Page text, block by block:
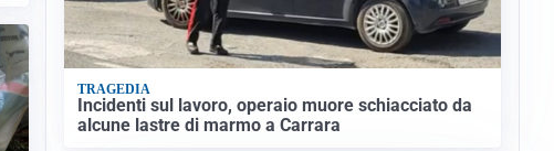
TRAGEDIA
Incidenti sul lavoro, operaio muore schiacciato da
alcune lastre di marmo a Carrara